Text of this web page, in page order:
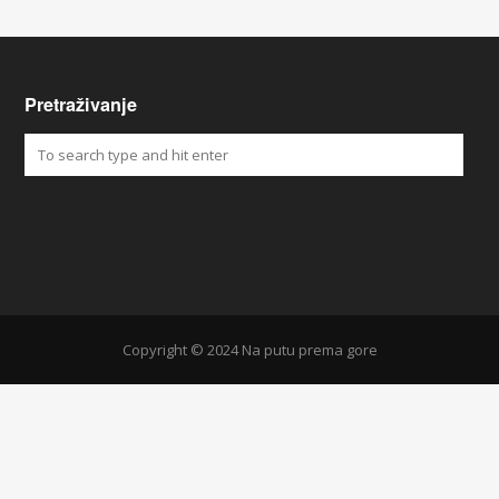
Pretraživanje
Copyright © 2024 Na putu prema gore